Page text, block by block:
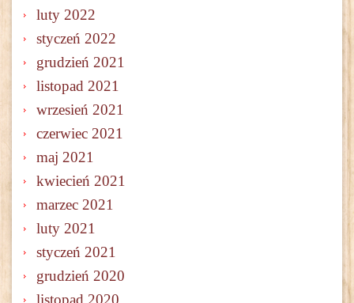
luty 2022
styczeń 2022
grudzień 2021
listopad 2021
wrzesień 2021
czerwiec 2021
maj 2021
kwiecień 2021
marzec 2021
luty 2021
styczeń 2021
grudzień 2020
listopad 2020